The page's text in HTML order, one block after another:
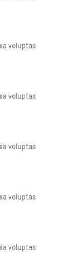
voluptas
voluptas
voluptas
voluptas
voluptas